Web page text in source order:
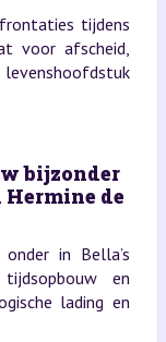
tijdens
voor afscheid,
bijzonder
Hermine de
in Bella’s
en
lading en